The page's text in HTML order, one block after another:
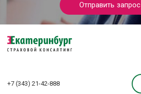
Отправить запрос
+7 (343) 21-42-888